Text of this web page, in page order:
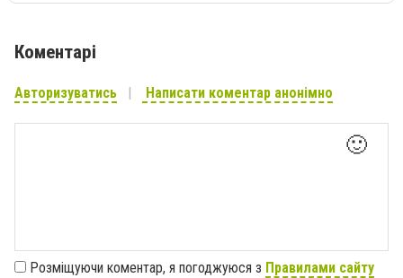
Коментарі
Авторизуватись Написати коментар анонімно
🙂
Розміщуючи коментар, я погоджуюся з Правилами сайту